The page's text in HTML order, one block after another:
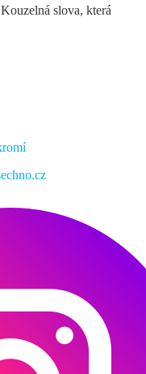
slova, která